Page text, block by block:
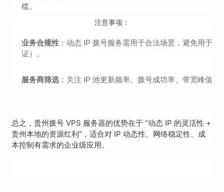
槛。
注意事项：
业务合规性 ：动态 IP 拨号服务需用于合法场景，避免用于
证）。
服务商筛选 ：关注 IP 池更新频率、拨号成功率、带宽峰值
总之，贵州拨号 VPS 服务器的优势在于 “动态 IP 的灵活性 +
贵州本地的资源红利”，适合对 IP 动态性、网络稳定性、成
本控制有需求的企业级应用。